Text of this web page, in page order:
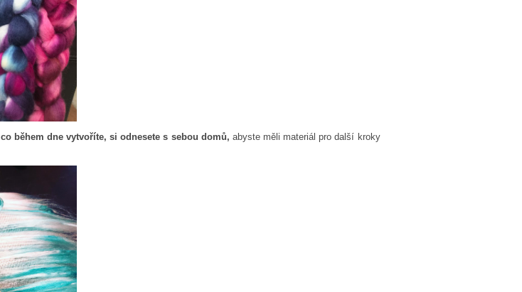
co během dne vytvoříte, si odnesete s sebou domů, abyste měli materiál pro další kroky